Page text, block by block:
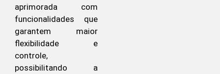
aprimorada com
funcionalidades que
garantem maior
flexibilidade e
controle,
possibilitando a